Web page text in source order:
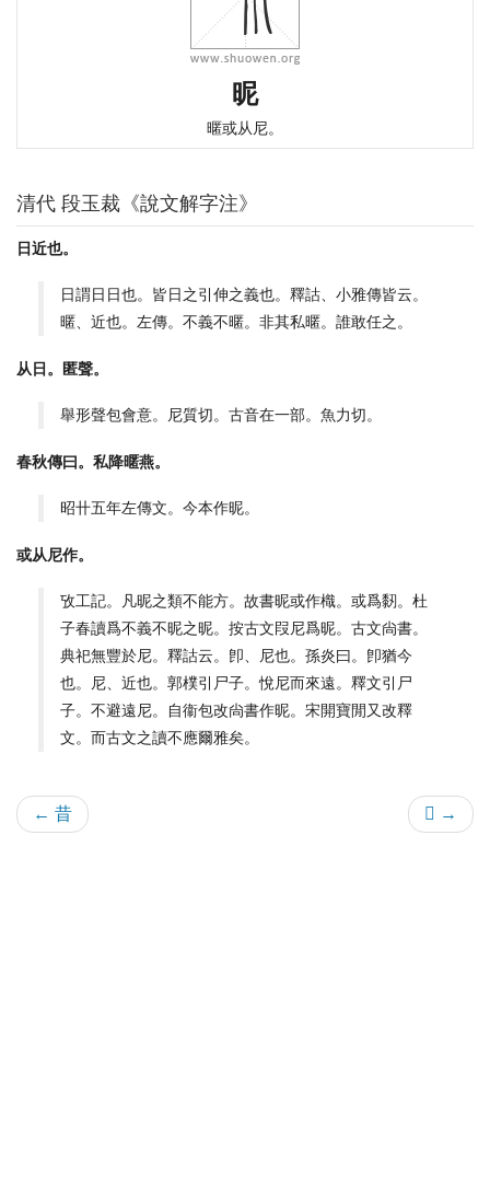
昵
暱或从尼。
清代 段玉裁《說文解字注》
日近也。
日謂日日也。皆日之引伸之義也。釋詁、小雅傳皆云。
暱、近也。左傳。不義不暱。非其私暱。誰敢任之。
从日。匿聲。
舉形聲包會意。尼質切。古音在一部。魚力切。
春秋傳曰。私降暱燕。
昭卄五年左傳文。今本作昵。
或从尼作。
攷工記。凡昵之類不能方。故書昵或作樴。或爲䵑。杜
子春讀爲不義不昵之昵。按古文叚尼爲昵。古文尙書。
典祀無豐於尼。釋詁云。卽、尼也。孫炎曰。卽猶今
也。尼、近也。郭樸引尸子。悅尼而來遠。釋文引尸
子。不避遠尼。自衞包改尙書作昵。宋開寶閒又改釋
文。而古文之讀不應爾雅矣。
← 昔 𣊓 →